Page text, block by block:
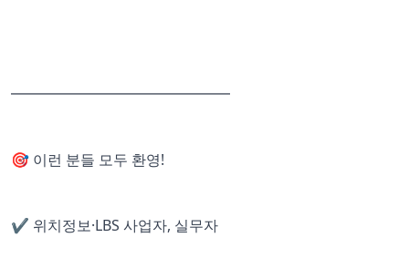
━━━━━━━━━━━━━━━
🎯 이런 분들 모두 환영!
✔️ 위치정보·LBS 사업자, 실무자